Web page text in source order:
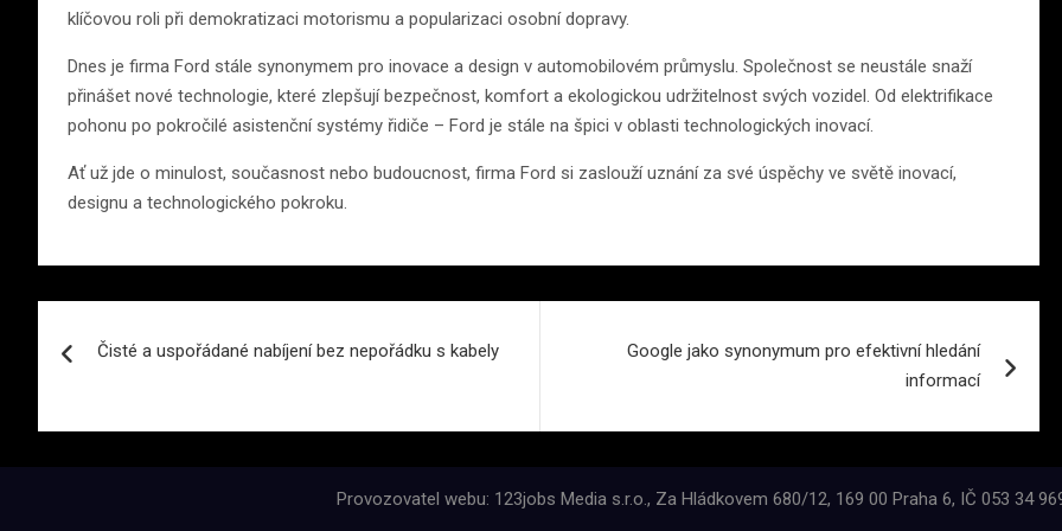
klíčovou roli při demokratizaci motorismu a popularizaci osobní dopravy.
Dnes je firma Ford stále synonymem pro inovace a design v automobilovém průmyslu. Společnost se neustále snaží
přinášet nové technologie, které zlepšují bezpečnost, komfort a ekologickou udržitelnost svých vozidel. Od elektrifikace
pohonu po pokročilé asistenční systémy řidiče – Ford je stále na špici v oblasti technologických inovací.
Ať už jde o minulost, současnost nebo budoucnost, firma Ford si zaslouží uznání za své úspěchy ve světě inovací,
designu a technologického pokroku.
pro
příspěvek
Čisté a uspořádané nabíjení bez nepořádku s kabely
Google jako synonymum pro efektivní hledání
informací
Provozovatel webu: 123jobs Media s.r.o., Za Hládkovem 680/12, 169 00 Praha 6, IČ 053 34